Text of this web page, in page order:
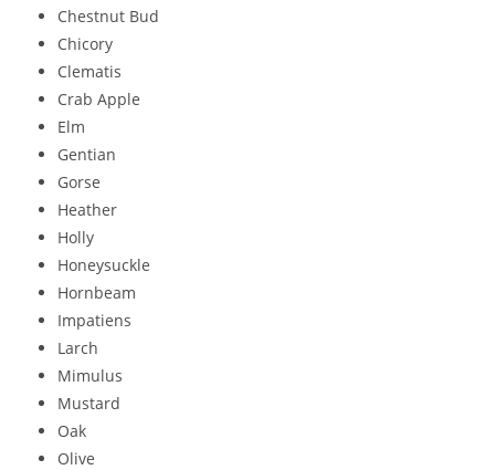
Chestnut Bud
Chicory
Clematis
Crab Apple
Elm
Gentian
Gorse
Heather
Holly
Honeysuckle
Hornbeam
Impatiens
Larch
Mimulus
Mustard
Oak
Olive